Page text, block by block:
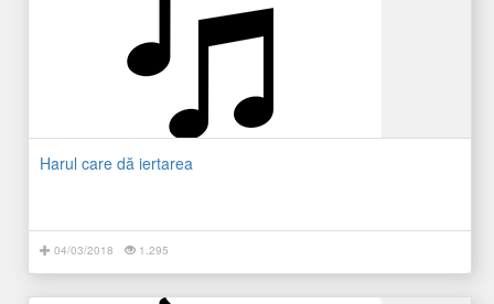
Harul care dă iertarea
04/03/2018 1.295